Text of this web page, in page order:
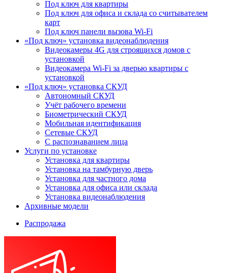
Под ключ для квартиры
Под ключ для офиса и склада со считывателем
карт
Под ключ панели вызова Wi-Fi
«Под ключ» установка видеонаблюдения
Видеокамеры 4G для строящихся домов с
установкой
Видеокамера Wi-Fi за дверью квартиры с
установкой
«Под ключ» установка СКУД
Автономный СКУД
Учёт рабочего времени
Биометрический СКУД
Мобильная идентификация
Сетевые СКУД
С распознаванием лица
Услуги по установке
Установка для квартиры
Установка на тамбурную дверь
Установка для частного дома
Установка для офиса или склада
Установка видеонаблюдения
Архивные модели
Распродажа